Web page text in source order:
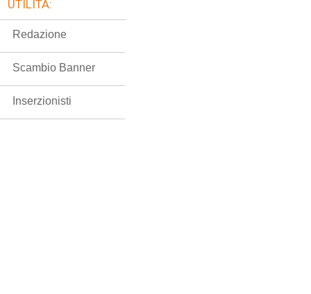
UTILITÀ:
Redazione
Scambio Banner
Inserzionisti